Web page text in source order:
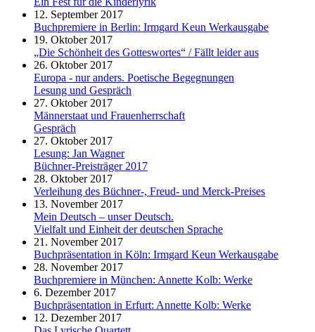
12. September 2017
Buchpremiere in Berlin: Irmgard Keun Werkausgabe
19. Oktober 2017
„Die Schönheit des Gotteswortes“ / Fällt leider aus
26. Oktober 2017
Europa - nur anders. Poetische Begegnungen
Lesung und Gespräch
27. Oktober 2017
Männerstaat und Frauenherrschaft
Gespräch
27. Oktober 2017
Lesung: Jan Wagner
Büchner-Preisträger 2017
28. Oktober 2017
Verleihung des Büchner-, Freud- und Merck-Preises
13. November 2017
Mein Deutsch – unser Deutsch.
Vielfalt und Einheit der deutschen Sprache
21. November 2017
Buchpräsentation in Köln: Irmgard Keun Werkausgabe
28. November 2017
Buchpremiere in München: Annette Kolb: Werke
6. Dezember 2017
Buchpräsentation in Erfurt: Annette Kolb: Werke
12. Dezember 2017